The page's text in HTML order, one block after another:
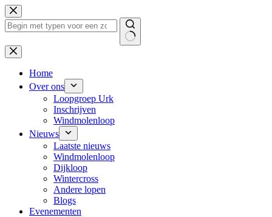
Ga
naar
de
Geen
resultaten
Home
Over ons
Loopgroep Urk
Inschrijven
Windmolenloop
Nieuws
Laatste nieuws
Windmolenloop
Dijkloop
Wintercross
Andere lopen
Blogs
Evenementen